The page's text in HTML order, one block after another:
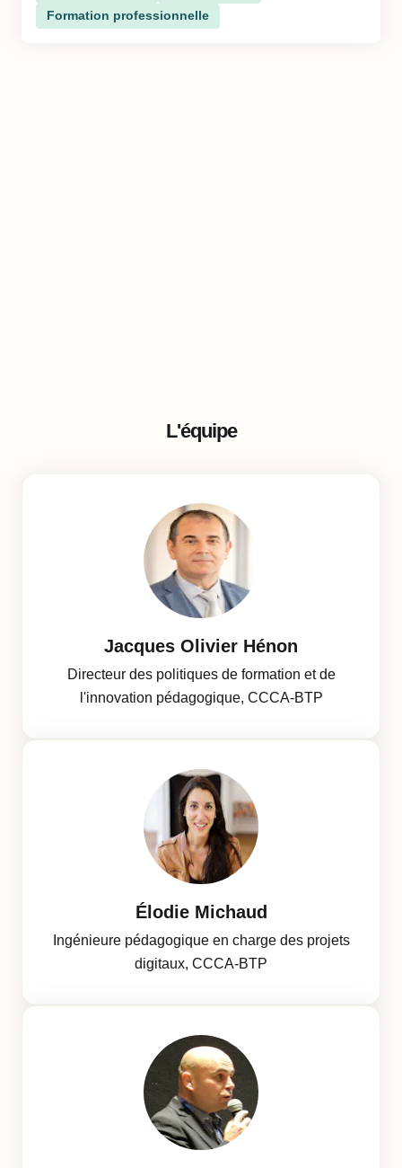
Formation professionnelle
L'équipe
Jacques Olivier Hénon
Directeur des politiques de formation et de
l'innovation pédagogique, CCCA-BTP
Élodie Michaud
Ingénieure pédagogique en charge des projets
digitaux, CCCA-BTP